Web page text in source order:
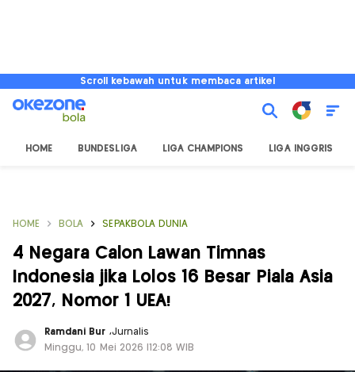
Scroll kebawah untuk membaca artikel
HOME BUNDESLIGA LIGA CHAMPIONS LIGA INGGRIS
HOME BOLA SEPAKBOLA DUNIA
4 Negara Calon Lawan Timnas
Indonesia jika Lolos 16 Besar Piala Asia
2027, Nomor 1 UEA!
Ramdani Bur ,Jurnalis
Minggu, 10 Mei 2026 |12:08 WIB